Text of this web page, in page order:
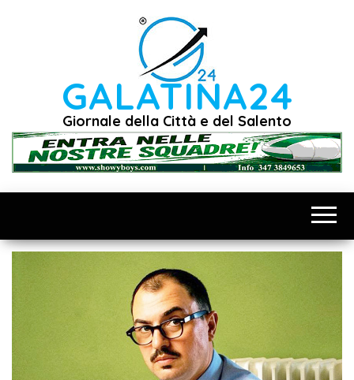
GALATINA24
Giornale della Città e del Salento